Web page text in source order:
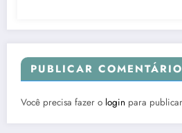
PUBLICAR COMENTÁRIO
Você precisa fazer o login para